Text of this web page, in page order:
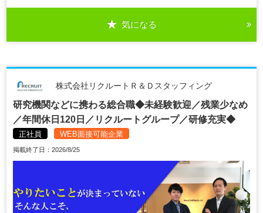
気になる
株式会社リクルートＲ＆Ｄスタッフィング
研究機関などに携わる総合職◆未経験歓迎／残業少なめ
／年間休日120日／リクルートグループ／研修充実◆
正社員 WEB面接可能企業
掲載終了日：2026/8/25